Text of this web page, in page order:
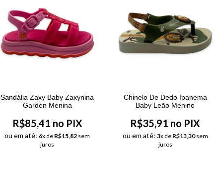
Sandália Zaxy Baby Zaxynina
Garden Menina
R$85,41 no PIX
ou em até: 6x de R$15,82 sem
juros
Chinelo De Dedo Ipanema
Baby Leão Menino
R$35,91 no PIX
ou em até: 3x de R$13,30sem
juros